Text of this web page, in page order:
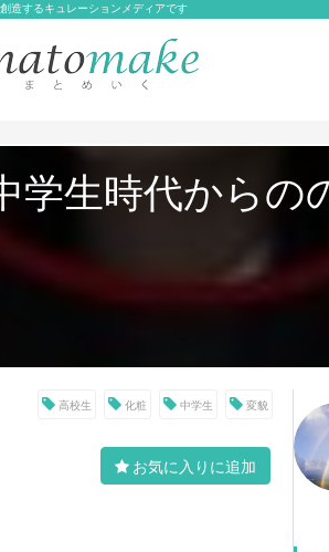
造するキュレーションメディアです
学生時代からの
高校生 化粧 中学生 変貌
お気に入りに追加